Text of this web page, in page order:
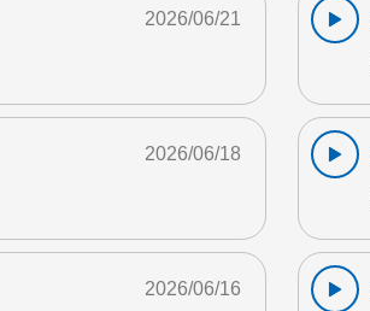
2026/06/21
2026/06/18
2026/06/16